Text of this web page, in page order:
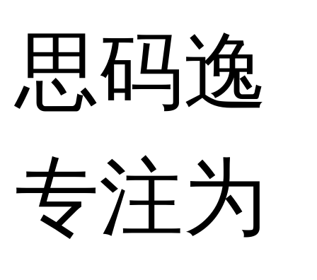
思码逸
专注为